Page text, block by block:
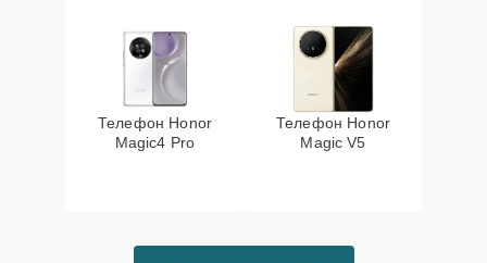
Телефон Honor
Magic4 Pro
Телефон Honor
Magic V5